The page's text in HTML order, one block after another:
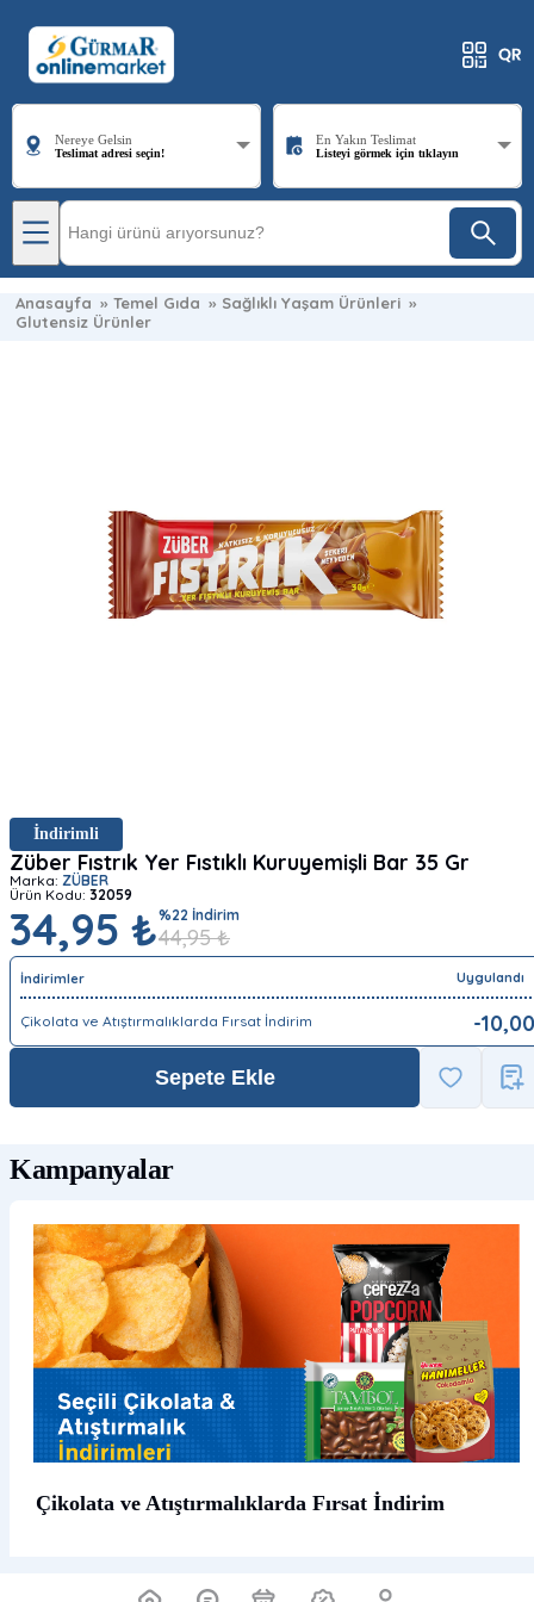
Nereye Gelsin
Teslimat adresi seçin!
En Yakın Teslimat
Listeyi görmek için tıklayın
Anasayfa » Temel Gıda » Sağlıklı Yaşam Ürünleri »
Glutensiz Ürünler
İndirimli
Züber Fıstrık Yer Fıstıklı Kuruyemişli Bar 35 Gr
Marka: ZÜBER
Ürün Kodu: 32059
34,95 ₺%22 İndirim
44,95 ₺
İndirimler Uygulandı
Çikolata ve Atıştırmalıklarda Fırsat İndirim -10,00
Sepete Ekle
Kampanyalar
Çikolata ve Atıştırmalıklarda Fırsat İndirim